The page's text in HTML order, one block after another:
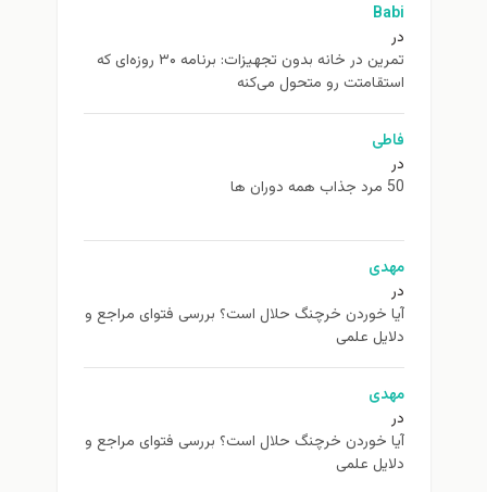
Babi
در
تمرین در خانه بدون تجهیزات: برنامه ۳۰ روزه‌ای که
استقامتت رو متحول می‌کنه
فاطی
در
50 مرد جذاب همه دوران ها
مهدی
در
آیا خوردن خرچنگ حلال است؟ بررسی فتوای مراجع و
دلایل علمی
مهدی
در
آیا خوردن خرچنگ حلال است؟ بررسی فتوای مراجع و
دلایل علمی